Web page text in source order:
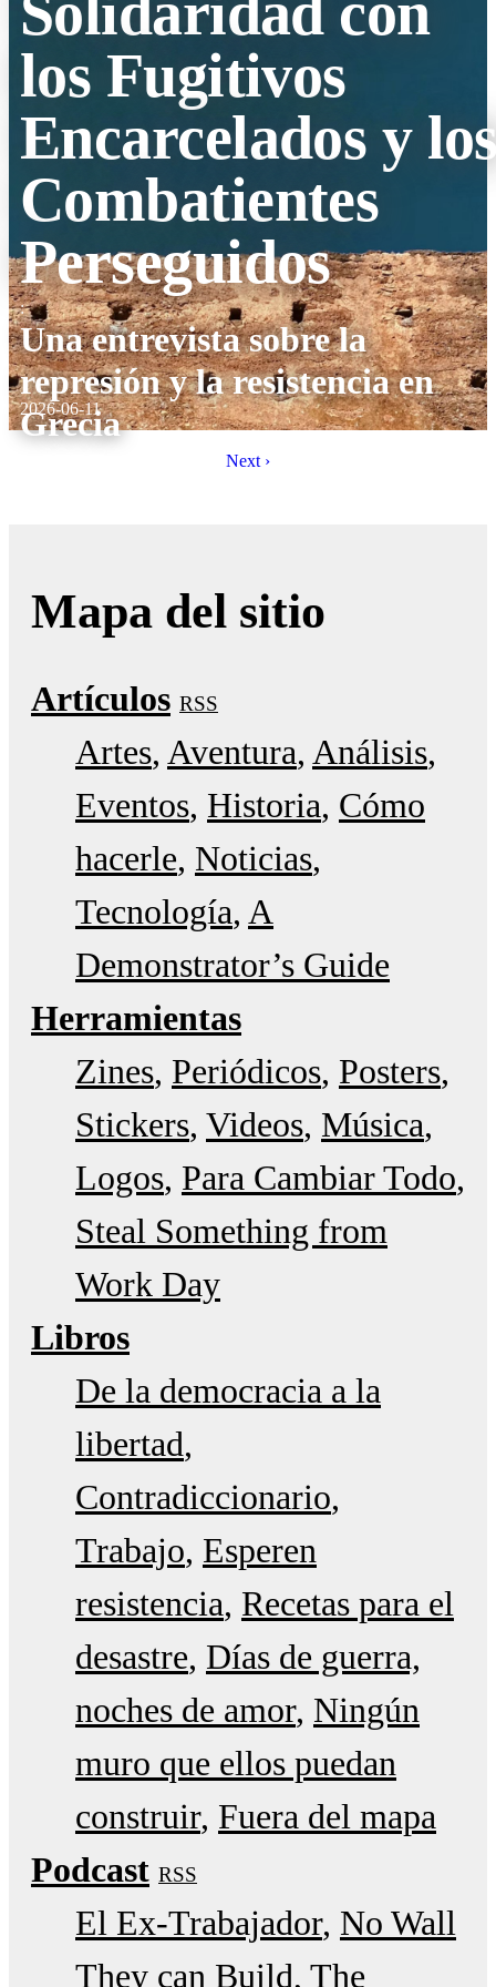
los Fugitivos
Encarcelados y
Combatientes
Perseguidos
:
Una entrevista sobre la
represión y la resistencia en
Grecia
2026-06-11
Next ›
Mapa del sitio
Artículos RSS
Artes Aventura Análisis
Eventos Historia Cómo
hacerle Noticias
Tecnología A
Demonstrator’s Guide
Herramientas
Zines Periódicos Posters
Stickers Videos Música
Logos Para Cambiar Todo
Steal Something from
Work Day
Libros
De la democracia a la
libertad
Contradiccionario
Trabajo Esperen
resistencia Recetas para el
desastre Días de guerra,
noches de amor Ningún
muro que ellos puedan
construir Fuera del mapa
Podcast RSS
El Ex-Trabajador No Wall
They can Build The